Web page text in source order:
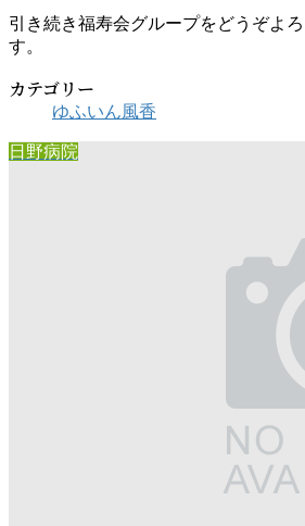
引き続き福寿会グループをどうぞよ
す。
カテゴリー
ゆふいん風香
日野病院